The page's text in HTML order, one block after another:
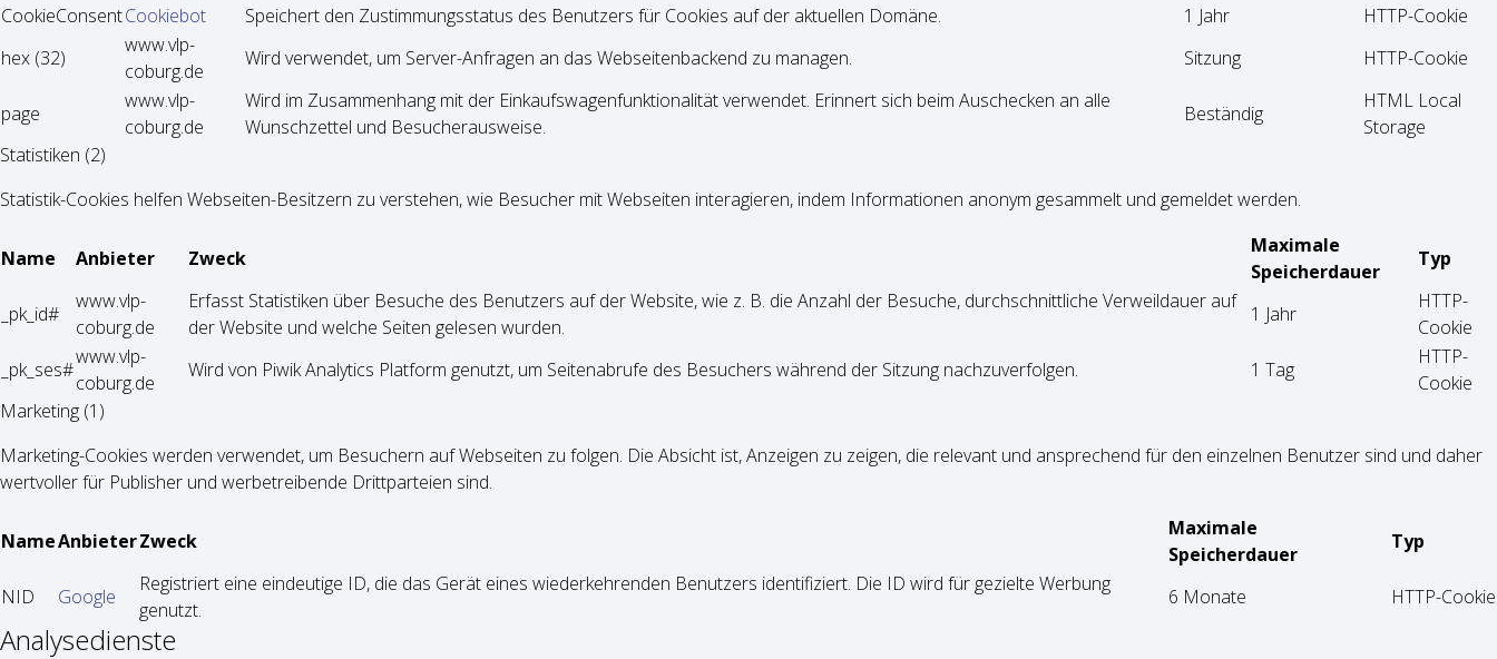
CookieConsentCookiebot Speichert den Zustimmungsstatus des Benutzers für Cookies auf der aktuellen Domäne. 1 Jahr
HTTP-Cookie
hex (32)
www.vlp-
coburg.de
Wird verwendet, um Server-Anfragen an das Webseitenbackend zu managen. Sitzung HTTP-Cookie
page
www.vlp-
coburg.de
Wird im Zusammenhang mit der Einkaufswagenfunktionalität verwendet. Erinnert sich beim Auschecken an alle
Wunschzettel und Besucherausweise.
Beständig
HTML Local
Storage
Statistiken (2)
Statistik-Cookies helfen Webseiten-Besitzern zu verstehen, wie Besucher mit Webseiten interagieren, indem Informationen anonym gesammelt und gemeldet werden.
Name Anbieter Zweck
Maximale
Speicherdauer
Typ
_pk_id#
www.vlp-
coburg.de
Erfasst Statistiken über Besuche des Benutzers auf der Website, wie z. B. die Anzahl der Besuche, durchschnittliche Verweildauer auf
der Website und welche Seiten gelesen wurden.
1 Jahr
HTTP-
Cookie
_pk_ses#
www.vlp-
coburg.de
Wird von Piwik Analytics Platform genutzt, um Seitenabrufe des Besuchers während der Sitzung nachzuverfolgen. 1 Tag
HTTP-
Cookie
Marketing (1)
Marketing-Cookies werden verwendet, um Besuchern auf Webseiten zu folgen. Die Absicht ist, Anzeigen zu zeigen, die relevant und ansprechend für den einzelnen Benutzer sind und daher
wertvoller für Publisher und werbetreibende Drittparteien sind.
NameAnbieterZweck
Maximale
Speicherdauer
Typ
NID Google
Registriert eine eindeutige ID, die das Gerät eines wiederkehrenden Benutzers identifiziert. Die ID wird für gezielte Werbung
genutzt.
6 Monate HTTP-Cookie
Analysedienste